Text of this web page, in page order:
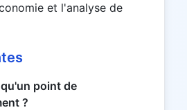
et l'analyse de
point de
?